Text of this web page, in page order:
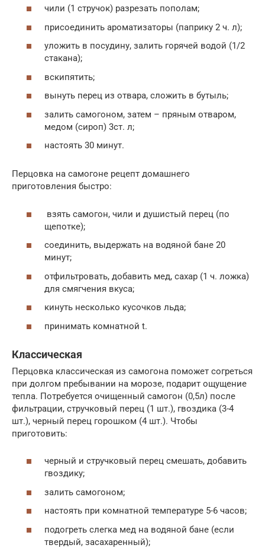
чили (1 стручок) разрезать пополам;
присоединить ароматизаторы (паприку 2 ч. л);
уложить в посудину, залить горячей водой (1/2
стакана);
вскипятить;
вынуть перец из отвара, сложить в бутыль;
залить самогоном, затем – пряным отваром,
медом (сироп) 3ст. л;
настоять 30 минут.
Перцовка на самогоне рецепт домашнего
приготовления быстро:
взять самогон, чили и душистый перец (по
щепотке);
соединить, выдержать на водяной бане 20
минут;
отфильтровать, добавить мед, сахар (1 ч. ложка)
для смягчения вкуса;
кинуть несколько кусочков льда;
принимать комнатной t.
Классическая
Перцовка классическая из самогона поможет согреться
при долгом пребывании на морозе, подарит ощущение
тепла. Потребуется очищенный самогон (0,5л) после
фильтрации, стручковый перец (1 шт.), гвоздика (3-4
шт.), черный перец горошком (4 шт.). Чтобы
приготовить:
черный и стручковый перец смешать, добавить
гвоздику;
залить самогоном;
настоять при комнатной температуре 5-6 часов;
подогреть слегка мед на водяной бане (если
твердый, засахаренный);